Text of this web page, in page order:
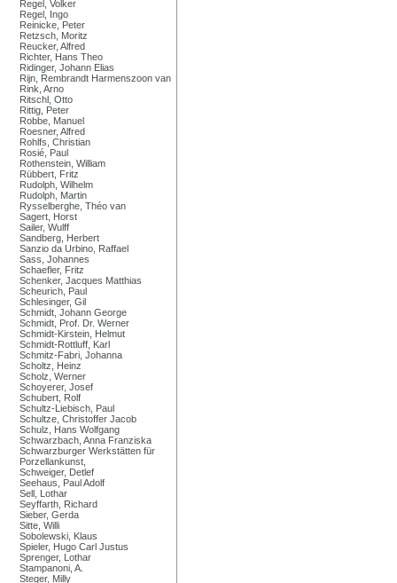
Regel, Volker
Regel, Ingo
Reinicke, Peter
Retzsch, Moritz
Reucker, Alfred
Richter, Hans Theo
Ridinger, Johann Elias
Rijn, Rembrandt Harmenszoon van
Rink, Arno
Ritschl, Otto
Rittig, Peter
Robbe, Manuel
Roesner, Alfred
Rohlfs, Christian
Rosié, Paul
Rothenstein, William
Rübbert, Fritz
Rudolph, Wilhelm
Rudolph, Martin
Rysselberghe, Théo van
Sagert, Horst
Sailer, Wulff
Sandberg, Herbert
Sanzio da Urbino, Raffael
Sass, Johannes
Schaefler, Fritz
Schenker, Jacques Matthias
Scheurich, Paul
Schlesinger, Gil
Schmidt, Johann George
Schmidt, Prof. Dr. Werner
Schmidt-Kirstein, Helmut
Schmidt-Rottluff, Karl
Schmitz-Fabri, Johanna
Scholtz, Heinz
Scholz, Werner
Schoyerer, Josef
Schubert, Rolf
Schultz-Liebisch, Paul
Schultze, Christoffer Jacob
Schulz, Hans Wolfgang
Schwarzbach, Anna Franziska
Schwarzburger Werkstätten für
Porzellankunst,
Schweiger, Detlef
Seehaus, Paul Adolf
Sell, Lothar
Seyffarth, Richard
Sieber, Gerda
Sitte, Willi
Sobolewski, Klaus
Spieler, Hugo Carl Justus
Sprenger, Lothar
Stampanoni, A.
Steger, Milly